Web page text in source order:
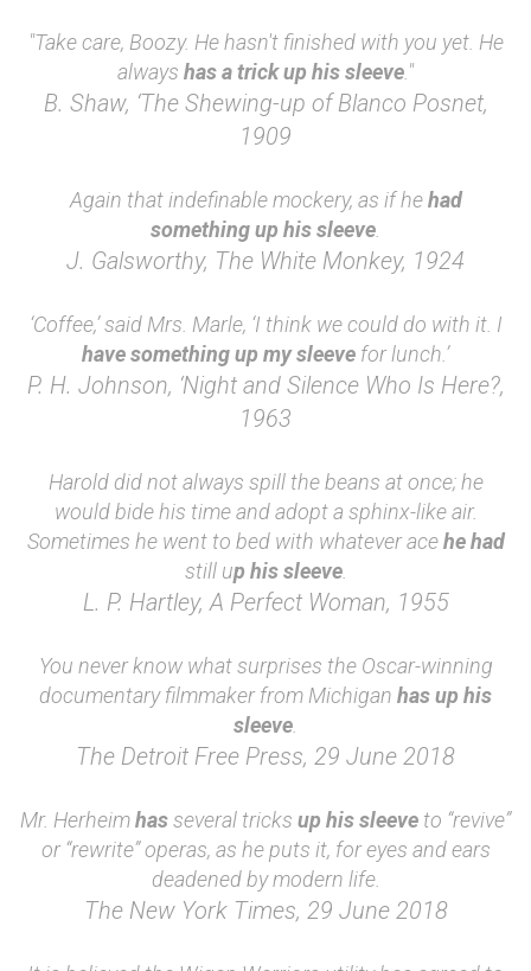
"Take care, Boozy. He hasn't finished with you yet. He
always has a trick up his sleeve ."
B. Shaw, ‘The Shewing-up of Blanco Posnet,
1909
Again that indefinable mockery, as if hehad
something up his sleeve
J. Galsworthy, The White Monkey, 1924
‘Coffee,’ said Mrs. Marle, ‘I think we could do with it. I
have something up my sleeve for lunch.’
P. H. Johnson, ‘Night and Silence Who Is Here?,
1963
Harold did not always spill the beans at once; he
would bide his time and adopt a sphinx-like air.
Sometimes he went to bed with whatever acehe had
still up his sleeve.
L. P. Hartley, A Perfect Woman, 1955
You never know what surprises the Oscar-winning
documentary filmmaker from Michigan has up his
sleeve
The Detroit Free Press, 29 June 2018
Mr. Herheimhasseveral tricks up his sleeve to “revive”
or “rewrite” operas, as he puts it, for eyes and ears
deadened by modern life.
The New York Times, 29 June 2018